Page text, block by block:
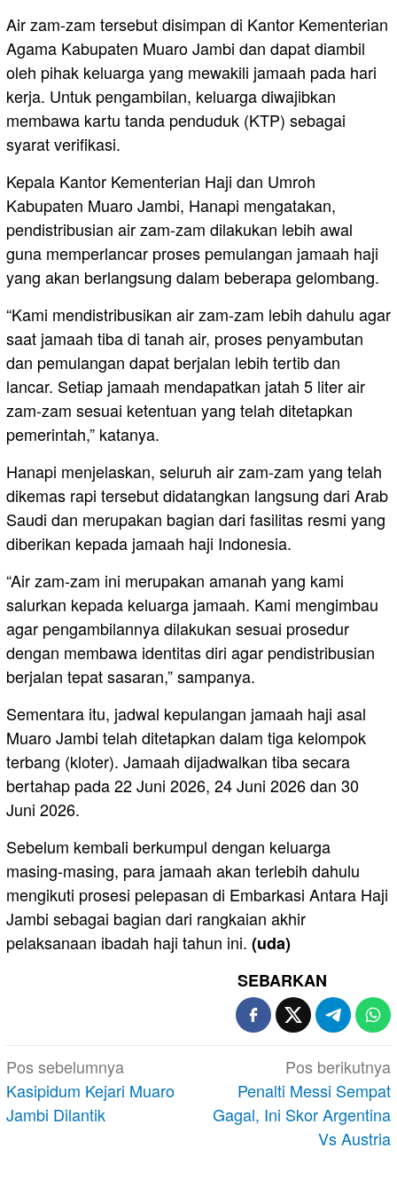
Air zam-zam tersebut disimpan di Kantor Kementerian
Agama Kabupaten Muaro Jambi dan dapat diambil
oleh pihak keluarga yang mewakili jamaah pada hari
kerja. Untuk pengambilan, keluarga diwajibkan
membawa kartu tanda penduduk (KTP) sebagai
syarat verifikasi.
Kepala Kantor Kementerian Haji dan Umroh
Kabupaten Muaro Jambi, Hanapi mengatakan,
pendistribusian air zam-zam dilakukan lebih awal
guna memperlancar proses pemulangan jamaah haji
yang akan berlangsung dalam beberapa gelombang.
“Kami mendistribusikan air zam-zam lebih dahulu agar
saat jamaah tiba di tanah air, proses penyambutan
dan pemulangan dapat berjalan lebih tertib dan
lancar. Setiap jamaah mendapatkan jatah 5 liter air
zam-zam sesuai ketentuan yang telah ditetapkan
pemerintah,” katanya.
Hanapi menjelaskan, seluruh air zam-zam yang telah
dikemas rapi tersebut didatangkan langsung dari Arab
Saudi dan merupakan bagian dari fasilitas resmi yang
diberikan kepada jamaah haji Indonesia.
“Air zam-zam ini merupakan amanah yang kami
salurkan kepada keluarga jamaah. Kami mengimbau
agar pengambilannya dilakukan sesuai prosedur
dengan membawa identitas diri agar pendistribusian
berjalan tepat sasaran,” sampanya.
Sementara itu, jadwal kepulangan jamaah haji asal
Muaro Jambi telah ditetapkan dalam tiga kelompok
terbang (kloter). Jamaah dijadwalkan tiba secara
bertahap pada 22 Juni 2026, 24 Juni 2026 dan 30
Juni 2026.
Sebelum kembali berkumpul dengan keluarga
masing-masing, para jamaah akan terlebih dahulu
mengikuti prosesi pelepasan di Embarkasi Antara Haji
Jambi sebagai bagian dari rangkaian akhir
pelaksanaan ibadah haji tahun ini. (uda)
SEBARKAN
Navigasi
pos
Pos sebelumnya
Kasipidum Kejari Muaro
Jambi Dilantik
Pos berikutnya
Penalti Messi Sempat
Gagal, Ini Skor Argentina
Vs Austria